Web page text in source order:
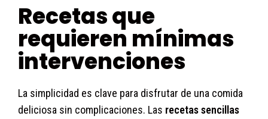
Recetas que
requieren mínimas
intervenciones
La simplicidad es clave para disfrutar de una comida
deliciosa sin complicaciones. Las recetas sencillas